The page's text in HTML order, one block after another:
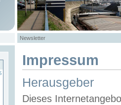
Newsletter
Impressum
Herausgeber
Dieses